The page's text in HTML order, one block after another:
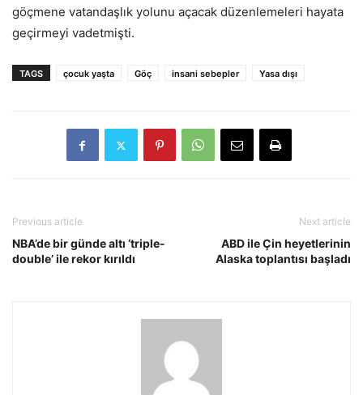
göçmene vatandaşlık yolunu açacak düzenlemeleri hayata
geçirmeyi vadetmişti.
TAGS çocuk yaşta Göç insani sebepler Yasa dışı
Previous article
NBA’de bir günde altı ‘triple-
double’ ile rekor kırıldı
Next article
ABD ile Çin heyetlerinin
Alaska toplantısı başladı